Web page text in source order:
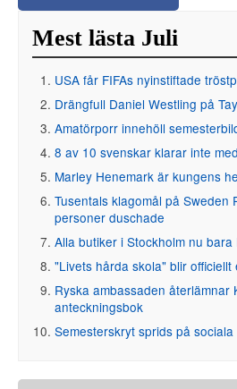
Mest lästa Juli
USA får FIFAs nyinstiftade
Drängfull Daniel Westling på
Amatörporr innehöll
8 av 10 svenskar klarar inte
Marley Henemark är kungens
Tusentals klagomål på Sweden
personer duschade
Alla butiker i Stockholm nu bara
"Livets hårda skola" blir officiellt
Ryska ambassaden återlämnar
anteckningsbok
Semesterskryt sprids på sociala